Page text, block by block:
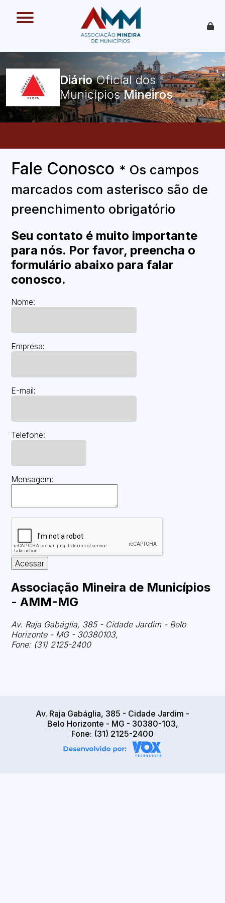
DiárioOficial dos
Municípios
O Que Pode Ser Publicado
Faça sua Adesão
Fale Conosco * Os campos
marcados com asterisco são de
preenchimento obrigatório
Seu contato é muito importante
para nós. Por favor, preencha o
formulário abaixo para falar
conosco.
Nome:
Empresa:
E-mail:
Telefone:
Mensagem:
Acessar
Associação Mineira de Municípios
- AMM-MG
Av. Raja Gabáglia, 385 - Cidade Jardim - Belo
Horizonte - MG - 30380103,
Fone: (31) 2125-2400
Av. Raja Gabáglia, 385 - Cidade Jardim -
Belo Horizonte - MG - 30380-103,
Fone: (31) 2125-2400